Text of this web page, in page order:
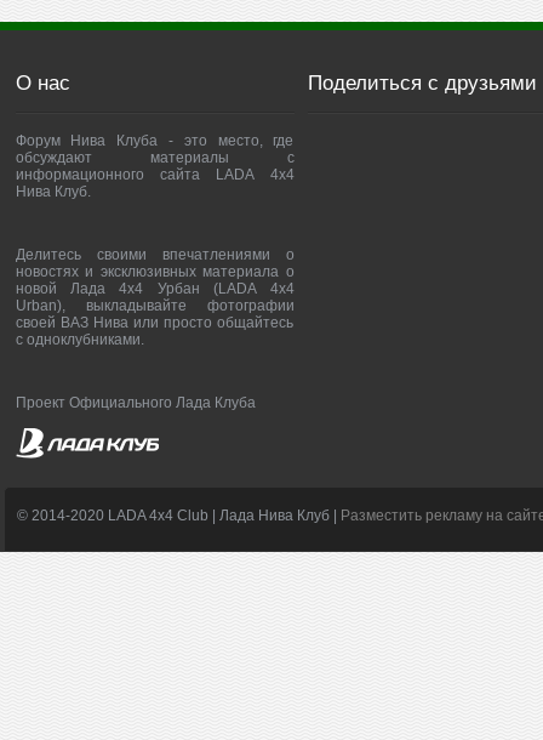
О нас
Форум Нива Клуба - это место, где
обсуждают материалы с
информационного сайта LADA 4x4
Нива Клуб.
Делитесь своими впечатлениями о
новостях и эксклюзивных материала о
новой Лада 4х4 Урбан (LADA 4x4
Urban), выкладывайте фотографии
своей ВАЗ Нива или просто общайтесь
с одноклубниками.
Проект Официального Лада Клуба
Поделиться с друзьями
© 2014-2020 LADA 4x4 Club | Лада Нива Клуб | Разместить рекламу на